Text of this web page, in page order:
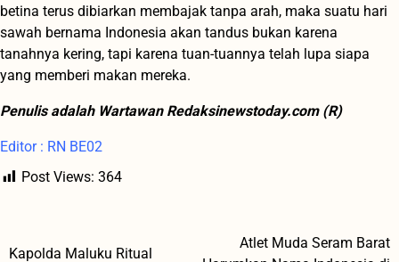
betina terus dibiarkan membajak tanpa arah, maka suatu hari
sawah bernama Indonesia akan tandus bukan karena
tanahnya kering, tapi karena tuan-tuannya telah lupa siapa
yang memberi makan mereka.
Penulis adalah Wartawan Redaksinewstoday.com (R)
Editor : RN BE02
Post Views: 364
Navigasi
Kapolda Maluku Ritual
Atlet Muda Seram Barat